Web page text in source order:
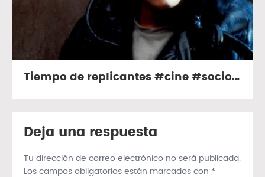
Tiempo de replicantes #cine #sociología
Deja una respuesta
Tu dirección de correo electrónico no será publicada.
Los campos obligatorios están marcados con *